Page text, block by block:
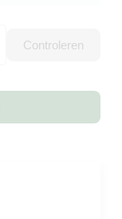
Controleren